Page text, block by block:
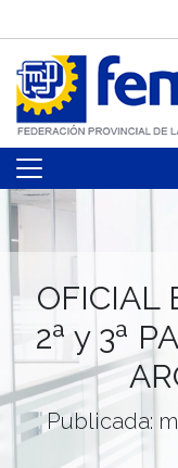
OFICIAL
2ª y 3ª
Publicada: